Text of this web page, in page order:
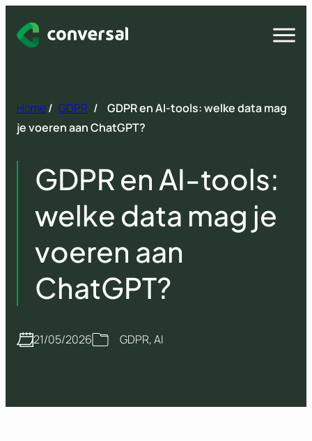
naar
Open
Home/ GDPR /
GDPR en AI-tools: welke data mag
je voeren aan ChatGPT?
GDPR en AI-tools:
welke data mag je
voeren aan
ChatGPT?
21/05/2026 GDPR, AI